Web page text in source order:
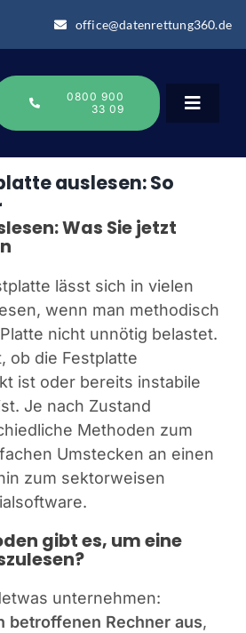
office@datenrettung360.de
Toggle
Sofort Analyse
0800 900
33 09
auslesen: So
Was Sie jetzt
lässt sich in vielen
wenn man methodisch
nicht unnötig belastet.
ob die Festplatte
ist oder bereits instabile
Je nach Zustand
Methoden zum
Umstecken an einen
zum sektorweisen
gibt es, um eine
unternehmen:
betroffenen Rechner aus,